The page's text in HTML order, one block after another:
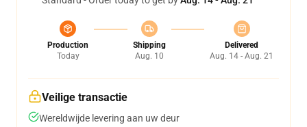
Production
Today
Shipping
Aug. 10
Delivered
Aug. 14 - Aug. 21
Veilige transactie
Wereldwijde levering aan uw deur